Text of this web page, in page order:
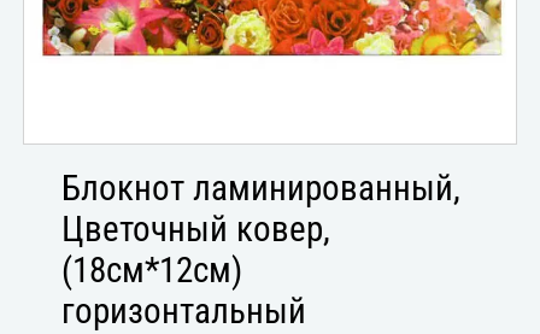
Блокнот ламинированный,
Цветочный ковер,
(18см*12см)
горизонтальный